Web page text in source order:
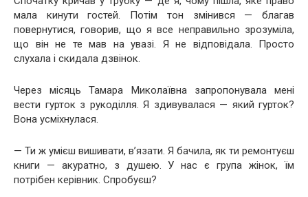
мала кинути гостей. Потім тон змінився — благав
повернутися, говорив, що я все неправильно зрозуміла,
що він не те мав на увазі. Я не відповідала. Просто
слухала і скидала дзвінок.
Через місяць Тамара Миколаївна запропонувала мені
вести гурток з рукоділля. Я здивувалася — який гурток?
Вона усміхнулася.
— Ти ж умієш вишивати, в’язати. Я бачила, як ти ремонтуєш
книги — акуратно, з душею. У нас є група жінок, їм
потрібен керівник. Спробуєш?